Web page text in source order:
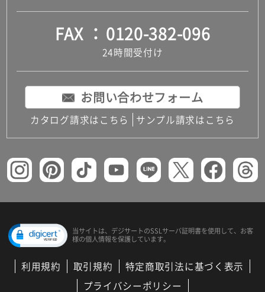
FAX 0120-382-096
24時間受付け
お問い合わせフォーム
カタログ請求はこちら サンプル請求はこちら
当サイトは、デジサートのSSLサーバ証明書を使用して、 お客
様の個人情報を保護しています。
利用規約 取引規約
特定商取引法に基づく表示
プライバシーポリシー